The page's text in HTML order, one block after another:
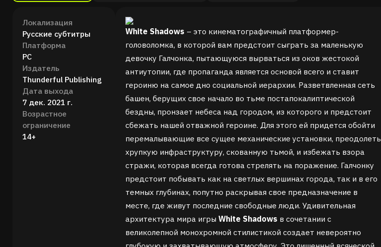
Локализация
Русские субтитры
Платформа
PC
Издатель
Thunderful Publishing
Дата выхода
7 дек. 2021 г.
Возрастное
ограничение
14+
White Shadows – это кинематографичный платформер-
головоломка, в которой вам предстоит сыграть за маленькую
девочку Галчонка, пытающуюся вырваться из оков жестокой
антиутопии, где пропаганда является основой всего и ставит
героиню на самое дно социальной иерархии. Разветвленная сеть
башен, берущих свое начало во тьме постапокалиптической
бездны, пронзает небеса над городом, из которого и предстоит
сбежать нашей отважной героине. Для этого ей придется обойти
перемалывающие все сущее механические установки, преодолеть
хрупкую инфраструктуру, скованную тьмой, и избежать взора
стражи, которая всегда готова стрелять на поражение. Галчонку
предстоит побывать как на светлых вершинах города, так и в его
темных глубинах, попутно раскрывая свое предназначение в
месте, где живут последние свободные люди.Удивительная
архитектура мира игрыWhite Shadows в сочетании с
великолепной монохромной стилистикой создает невероятно